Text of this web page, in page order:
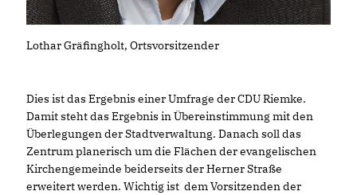
Lothar Gräfingholt, Ortsvorsitzender
Dies ist das Ergebnis einer Umfrage der CDU Riemke.
Damit steht das Ergebnis in Übereinstimmung mit den
Überlegungen der Stadtverwaltung. Danach soll das
Zentrum planerisch um die Flächen der evangelischen
Kirchengemeinde beiderseits der Herner Straße
erweitert werden. Wichtig ist dem Vorsitzenden der